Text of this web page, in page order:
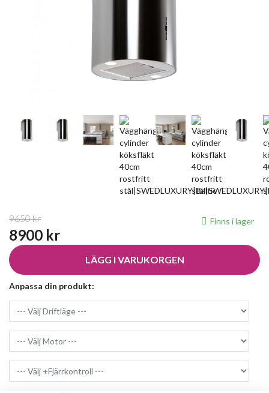
8900 kr
9650 kr Finns i lager
Anpassa din produkt:
LÄGG I VARUKORGEN